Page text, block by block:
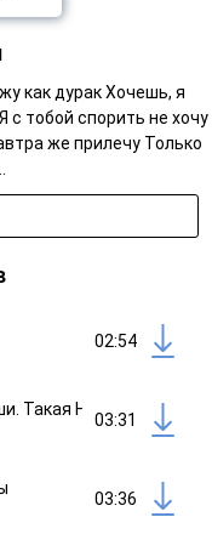
как дурак Хочешь, я
с тобой спорить не хочу
же прилечу Только
02:54
Такая Нежная
03:31
03:36